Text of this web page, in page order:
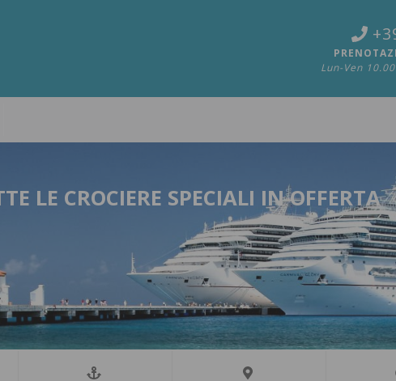
Lun-Ven
LE CROCIERE SPECIALI IN OFFERTA